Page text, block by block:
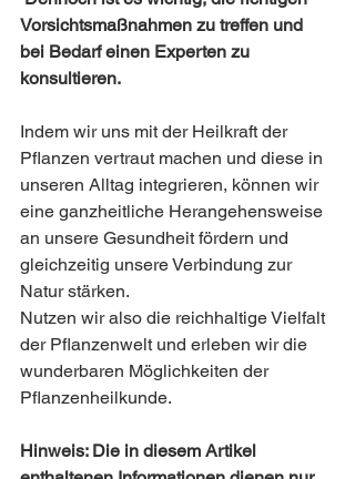
Vorsichtsmaßnahmen zu treffen und
bei Bedarf einen Experten zu
konsultieren.
Indem wir uns mit der Heilkraft der
Pflanzen vertraut machen und diese in
unseren Alltag integrieren, können wir
eine ganzheitliche Herangehensweise
an unsere Gesundheit fördern und
gleichzeitig unsere Verbindung zur
Natur stärken.
Nutzen wir also die reichhaltige Vielfalt
der Pflanzenwelt und erleben wir die
wunderbaren Möglichkeiten der
Pflanzenheilkunde.
Hinweis: Die in diesem Artikel